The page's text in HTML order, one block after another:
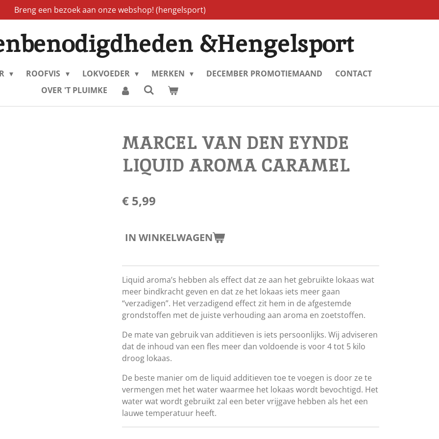
Breng een bezoek aan onze webshop! (hengelsport)
&Hengelsport
ROOFVIS LOKVOEDER MERKEN DECEMBER PROMOTIEMAAND
CONTACT
OVER 'T PLUIMKE
MARCEL VAN DEN EYNDE
LIQUID AROMA CARAMEL
€ 5,99
IN WINKELWAGEN
Liquid aroma’s hebben als effect dat ze aan het gebruikte lokaas wat
meer bindkracht geven en dat ze het lokaas iets meer gaan
“verzadigen”. Het verzadigend effect zit hem in de afgestemde
grondstoffen met de juiste verhouding aan aroma en zoetstoffen.
De mate van gebruik van additieven is iets persoonlijks. Wij adviseren
dat de inhoud van een fles meer dan voldoende is voor 4 tot 5 kilo
droog lokaas.
De beste manier om de liquid additieven toe te voegen is door ze te
vermengen met het water waarmee het lokaas wordt bevochtigd. Het
water wat wordt gebruikt zal een beter vrijgave hebben als het een
lauwe temperatuur heeft.